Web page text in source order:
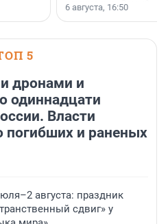
номинации «Самый
застройщик
области».
6 августа, 16:50
5
дронами и
одиннадцати
Власти
погибших и раненых
августа: праздник
сдвиг» у